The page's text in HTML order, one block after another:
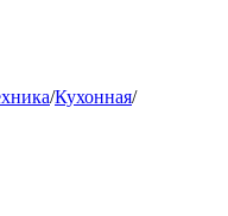
/Кухонная/